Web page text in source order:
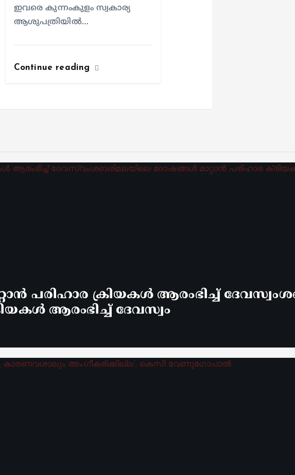
ഇവരെ കുന്നംകുളം സ്വകാര്യ
ആശുപത്രിയില്‍…
Continue reading
പരിഹാര ക്രിയകൾ ആരംഭിച്ച്
ആരംഭിച്ച് ദേവസ്വം